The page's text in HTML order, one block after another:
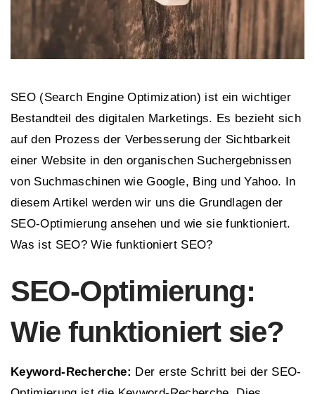
SEO (Search Engine Optimization) ist ein wichtiger
Bestandteil des digitalen Marketings. Es bezieht sich
auf den Prozess der Verbesserung der Sichtbarkeit
einer Website in den organischen Suchergebnissen
von Suchmaschinen wie Google, Bing und Yahoo. In
diesem Artikel werden wir uns die Grundlagen der
SEO-Optimierung ansehen und wie sie funktioniert.
Was ist SEO? Wie funktioniert SEO?
SEO-Optimierung:
Wie funktioniert sie?
Keyword-Recherche: Der erste Schritt bei der SEO-